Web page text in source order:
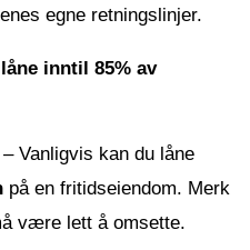
egne retningslinjer.
inntil 85% av
– Vanligvis kan du låne
på en fritidseiendom. Merk
være lett å omsette.